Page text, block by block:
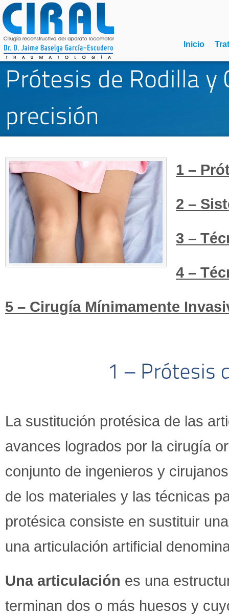
Inicio
1 –
2 –
3 –
4 –
5 – Cirugía Mínimamente
La sustitución protésica de las
avances logrados por la cirugía
conjunto de ingenieros y
de los materiales y las técnicas
protésica consiste en sustituir
una articulación artificial
Una articulación es una
terminan dos o más huesos y